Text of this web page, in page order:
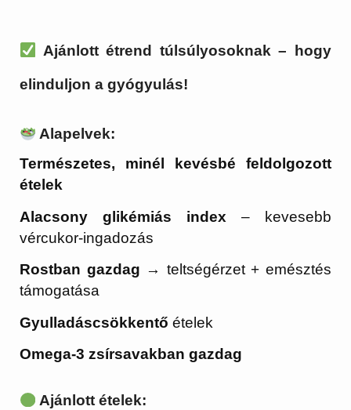
Ajánlott étrend túlsúlyosoknak – hogy
elinduljon a gyógyulás!
Alapelvek:
Természetes, minél kevésbé feldolgozott
ételek
Alacsony glikémiás index – kevesebb
vércukor-ingadozás
Rostban gazdag → teltségérzet + emésztés
támogatása
Gyulladáscsökkentő ételek
Omega-3 zsírsavakban gazdag
Ajánlott ételek: